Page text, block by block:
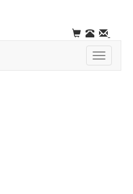
Toggle